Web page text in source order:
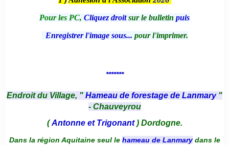
Pour les PC, Cliquez droitsur le bulletin puis
Enregistrer l'image sous... pour l'imprimer.
*******
Endroit du Village, " Hameau de forestage de Lanmary "
- Chauveyrou
(Antonne et Trigonant) Dordogne.
Dans la région Aquitaine seul le hameau de Lanmarydans le